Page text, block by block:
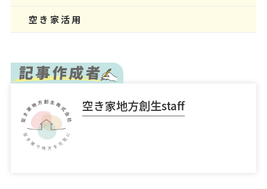
空き家活用
空き家地方創生staff